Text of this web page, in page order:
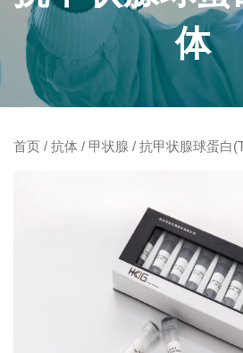
体
首页 / 抗体 / 甲状腺 / 抗甲状腺球蛋白